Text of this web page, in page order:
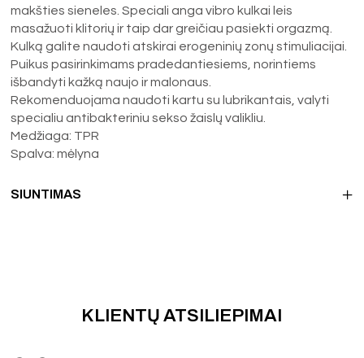
makšties sieneles. Speciali anga vibro kulkai leis
masažuoti klitorių ir taip dar greičiau pasiekti orgazmą.
Kulką galite naudoti atskirai erogeninių zonų stimuliacijai.
Puikus pasirinkimams pradedantiesiems, norintiems
išbandyti kažką naujo ir malonaus.
Rekomenduojama naudoti kartu su lubrikantais, valyti
specialiu antibakteriniu sekso žaislų valikliu.
Medžiaga: TPR
Spalva: mėlyna
SIUNTIMAS
KLIENTŲ ATSILIEPIMAI